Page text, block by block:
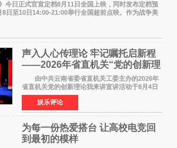
日正式官宣定档8月11日全国上映，同时发布定档预
8日至10日14:00-21:00举行全国超前点映。作为战争美
厨师徐福（沈腾
声入人心传理论 牢记嘱托启新程
——2026年省直机关“党的创新理
论我来讲”宣讲活动圆满落幕
由中共云南省委省直机关工委主办的2026年
省直机关党的创新理论我来讲宣讲活动于8月4日
至5日在昆明举办。活动以 "牢记嘱托 感恩奋进
开创云南发展新局面 "为主题，坚持以新时代中国
特色社会主义
娱乐评论
为每一份热爱搭台 让高校电竞回
到最初的模样